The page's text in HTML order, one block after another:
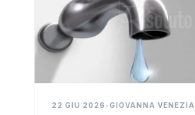
22 GIU 2026 •GIOVANNA VENEZIA